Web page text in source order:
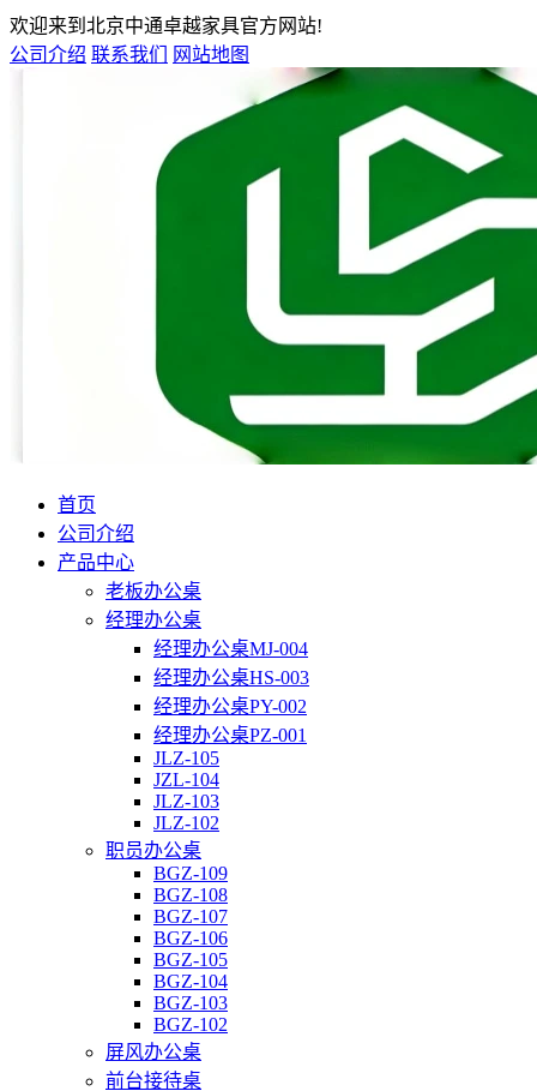
欢迎来到北京中通卓越家具官方网站!
公司介绍 联系我们 网站地图
首页
公司介绍
产品中心
老板办公桌
经理办公桌
经理办公桌MJ-004
经理办公桌HS-003
经理办公桌PY-002
经理办公桌PZ-001
JLZ-105
JZL-104
JLZ-103
JLZ-102
职员办公桌
BGZ-109
BGZ-108
BGZ-107
BGZ-106
BGZ-105
BGZ-104
BGZ-103
BGZ-102
屏风办公桌
前台接待桌